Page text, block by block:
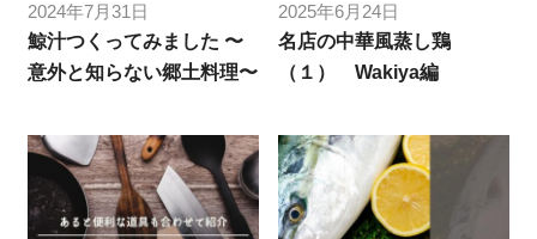
2024年7月31日
鯨汁つくってみました 〜
意外と知らない郷土料理〜
2025年6月24日
名店の中華風蒸し鶏
（１） Wakiya編